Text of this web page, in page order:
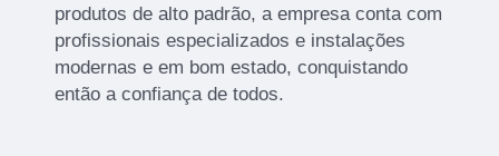
produtos de alto padrão, a empresa conta com
profissionais especializados e instalações
modernas e em bom estado, conquistando
então a confiança de todos.